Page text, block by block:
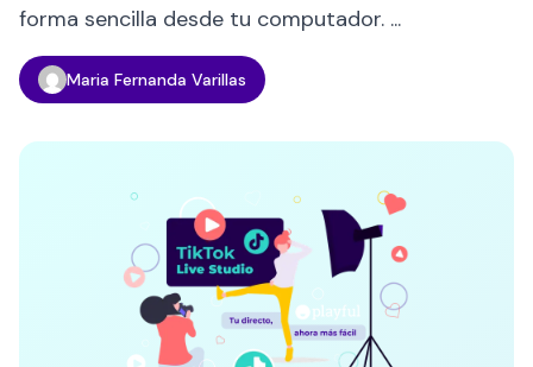
forma sencilla desde tu computador. ...
Maria Fernanda Varillas